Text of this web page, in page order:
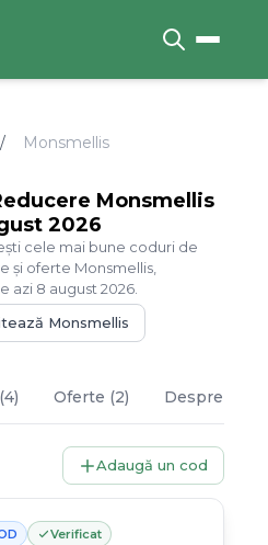
/ Monsmellis
Monsmellis
2026
cele mai bune coduri de
și oferte Monsmellis
azi 8 august 2026
Monsmellis
Oferte (2) Despre
Adaugă un cod
Verificat